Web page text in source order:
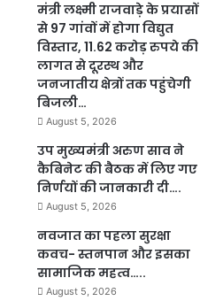
मंत्री लक्ष्मी राजवाड़े के प्रयासों
से 97 गांवों में होगा विद्युत
विस्तार, 11.62 करोड़ रुपये की
लागत से दूरस्थ और
जनजातीय क्षेत्रों तक पहुंचेगी
बिजली…
August 5, 2026
उप मुख्यमंत्री अरुण साव ने
कैबिनेट की बैठक में लिए गए
निर्णयों की जानकारी दी….
August 5, 2026
नवजात का पहला सुरक्षा
कवच- स्तनपान और इसका
सामाजिक महत्व…..
August 5, 2026